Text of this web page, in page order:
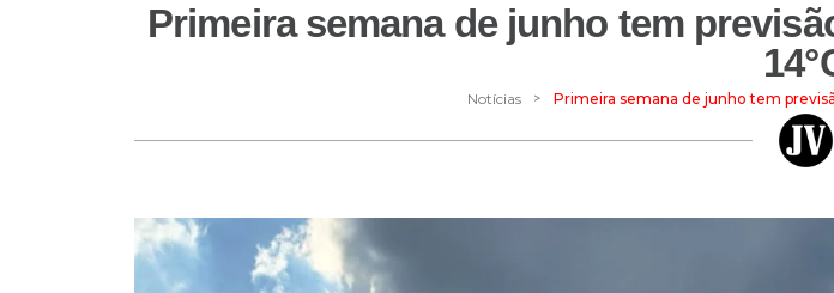
Primeira semana de junho tem
Notícias > Primeira semana de junho tem